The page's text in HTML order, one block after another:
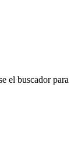
el buscador para